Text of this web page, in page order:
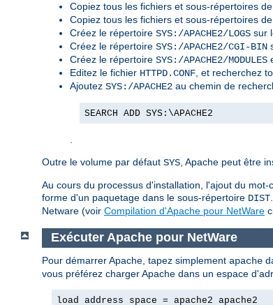
Copiez tous les fichiers et sous-répertoires de
Copiez tous les fichiers et sous-répertoires de
Créez le répertoire SYS:/APACHE2/LOGS sur
Créez le répertoire SYS:/APACHE2/CGI-BIN
Créez le répertoire SYS:/APACHE2/MODULES
Editez le fichier HTTPD.CONF, et recherchez
Ajoutez SYS:/APACHE2 au chemin de
SEARCH ADD SYS:\APACHE2
.
Outre le volume par défaut SYS, Apache peut être
Au cours du processus d'installation, l'ajout du
forme d'un paquetage dans le sous-répertoire DIST
Netware (voir Compilation d'Apache pour NetWare
Exécuter Apache pour NetWare
Pour démarrer Apache, tapez simplement apache
vous préférez charger Apache dans un espace
load address space = apache2 apache2